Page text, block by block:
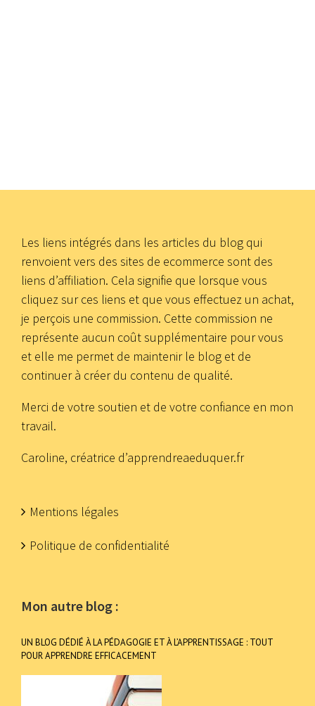
Les liens intégrés dans les articles du blog qui
renvoient vers des sites de ecommerce sont des
liens d’affiliation. Cela signifie que lorsque vous
cliquez sur ces liens et que vous effectuez un achat,
je perçois une commission. Cette commission ne
représente aucun coût supplémentaire pour vous
et elle me permet de maintenir le blog et de
continuer à créer du contenu de qualité.
Merci de votre soutien et de votre confiance en mon
travail.
Caroline, créatrice d’apprendreaeduquer.fr
Mentions légales
Politique de confidentialité
Mon autre blog :
UN BLOG DÉDIÉ À LA PÉDAGOGIE ET À L’APPRENTISSAGE : TOUT
POUR APPRENDRE EFFICACEMENT